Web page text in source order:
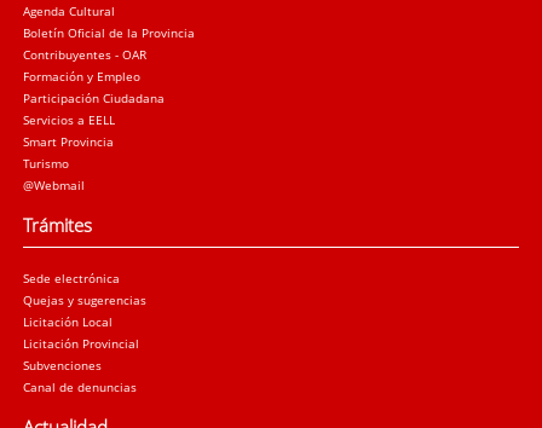
Agenda Cultural
Boletín Oficial de la Provincia
Contribuyentes - OAR
Formación y Empleo
Participación Ciudadana
Servicios a EELL
Smart Provincia
Turismo
@Webmail
Trámites
Sede electrónica
Quejas y sugerencias
Licitación Local
Licitación Provincial
Subvenciones
Canal de denuncias